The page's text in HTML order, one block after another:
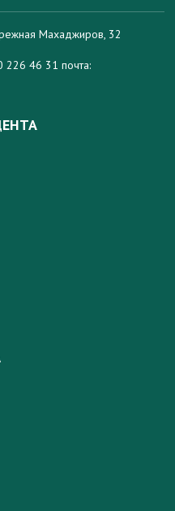
Махаджиров, 32
226 46 31 почта: